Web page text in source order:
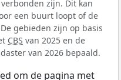
zijn. Dit kan
een buurt loopt of de
gebieden zijn op basis
CBS van 2025 en de
van 2026 bepaald.
om de pagina met